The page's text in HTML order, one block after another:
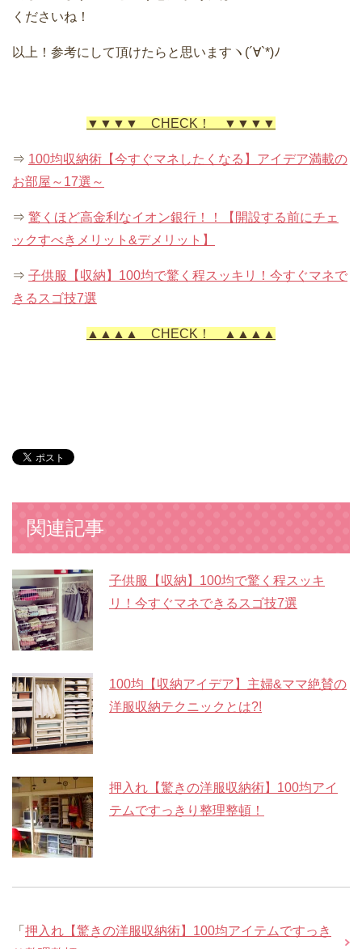
くださいね！
以上！参考にして頂けたらと思いますヽ(´∀`*)ﾉ
▼▼▼▼ CHECK！ ▼▼▼▼
⇒ 100均収納術【今すぐマネしたくなる】アイデア満載の
お部屋～17選～
⇒ 驚くほど高金利なイオン銀行！！【開設する前にチェ
ックすべきメリット&デメリット】
⇒ 子供服【収納】100均で驚く程スッキリ！今すぐマネで
きるスゴ技7選
▲▲▲▲ CHECK！ ▲▲▲▲
関連記事
子供服【収納】100均で驚く程スッキ
リ！今すぐマネできるスゴ技7選
100均【収納アイデア】主婦&ママ絶賛の
洋服収納テクニックとは?!
押入れ【驚きの洋服収納術】100均アイ
テムですっきり整理整頓！
「 押入れ【驚きの洋服収納術】100均アイテムですっき